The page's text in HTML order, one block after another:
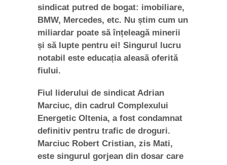
sindicat putred de bogat: imobiliare,
BMW, Mercedes, etc. Nu știm cum un
miliardar poate să înțeleagă minerii
și să lupte pentru ei! Singurul lucru
notabil este educația aleasă oferită
fiului.
Fiul liderului de sindicat Adrian
Marciuc, din cadrul Complexului
Energetic Oltenia, a fost condamnat
definitiv pentru trafic de droguri.
Marciuc Robert Cristian, zis Mati,
este singurul gorjean din dosar care